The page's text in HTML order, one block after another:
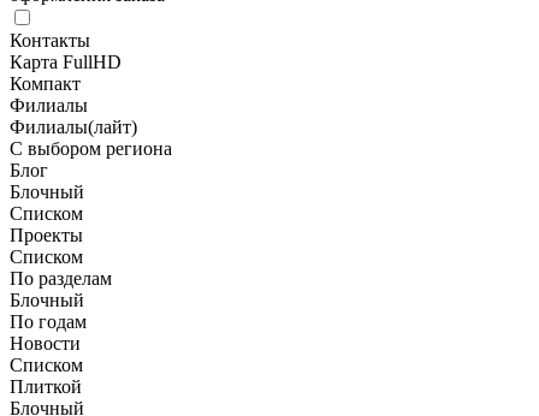
Контакты
Карта FullHD
Компакт
Филиалы
Филиалы(лайт)
С выбором региона
Блог
Блочный
Списком
Проекты
Списком
По разделам
Блочный
По годам
Новости
Списком
Плиткой
Блочный